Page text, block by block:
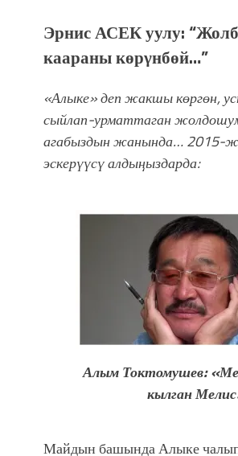
Эрнис АСЕК уулу:
каараны көрγнбөй…”
«Алыке» деп жакшы көргөн,
сыйлап-урматтаган
агабыздын жанында… 2015-
эскерүүсү алдыңыздарда:
Алым Токтомушев:
кылган
Майдын башында Алыке